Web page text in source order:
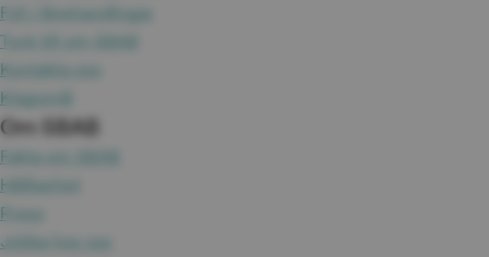
Fyll i lånehandlingar
Tyck till om SBAB
Kontakta oss
Klagomål
Om SBAB
Fakta om SBAB
Hållbarhet
Press
Jobba hos oss